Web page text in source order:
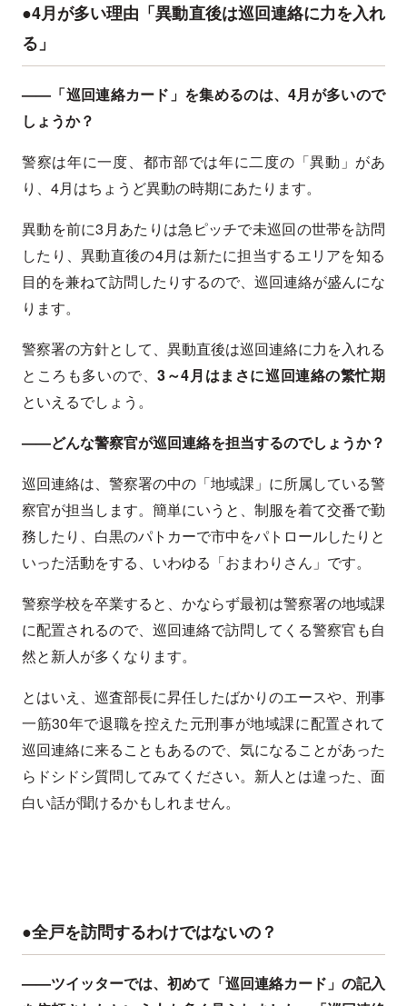
●4月が多い理由「異動直後は巡回連絡に力を入れ
る」
——「巡回連絡カード」を集めるのは、4月が多いので
しょうか？
警察は年に一度、都市部では年に二度の「異動」があ
り、4月はちょうど異動の時期にあたります。
異動を前に3月あたりは急ピッチで未巡回の世帯を訪問
したり、異動直後の4月は新たに担当するエリアを知る
目的を兼ねて訪問したりするので、巡回連絡が盛んにな
ります。
警察署の方針として、異動直後は巡回連絡に力を入れる
ところも多いので、3～4月はまさに巡回連絡の繁忙期
といえるでしょう。
——どんな警察官が巡回連絡を担当するのでしょうか？
巡回連絡は、警察署の中の「地域課」に所属している警
察官が担当します。簡単にいうと、制服を着て交番で勤
務したり、白黒のパトカーで市中をパトロールしたりと
いった活動をする、いわゆる「おまわりさん」です。
警察学校を卒業すると、かならず最初は警察署の地域課
に配置されるので、巡回連絡で訪問してくる警察官も自
然と新人が多くなります。
とはいえ、巡査部長に昇任したばかりのエースや、刑事
一筋30年で退職を控えた元刑事が地域課に配置されて
巡回連絡に来ることもあるので、気になることがあった
らドシドシ質問してみてください。新人とは違った、面
白い話が聞けるかもしれません。
●全戸を訪問するわけではないの？
——ツイッターでは、初めて「巡回連絡カード」の記入